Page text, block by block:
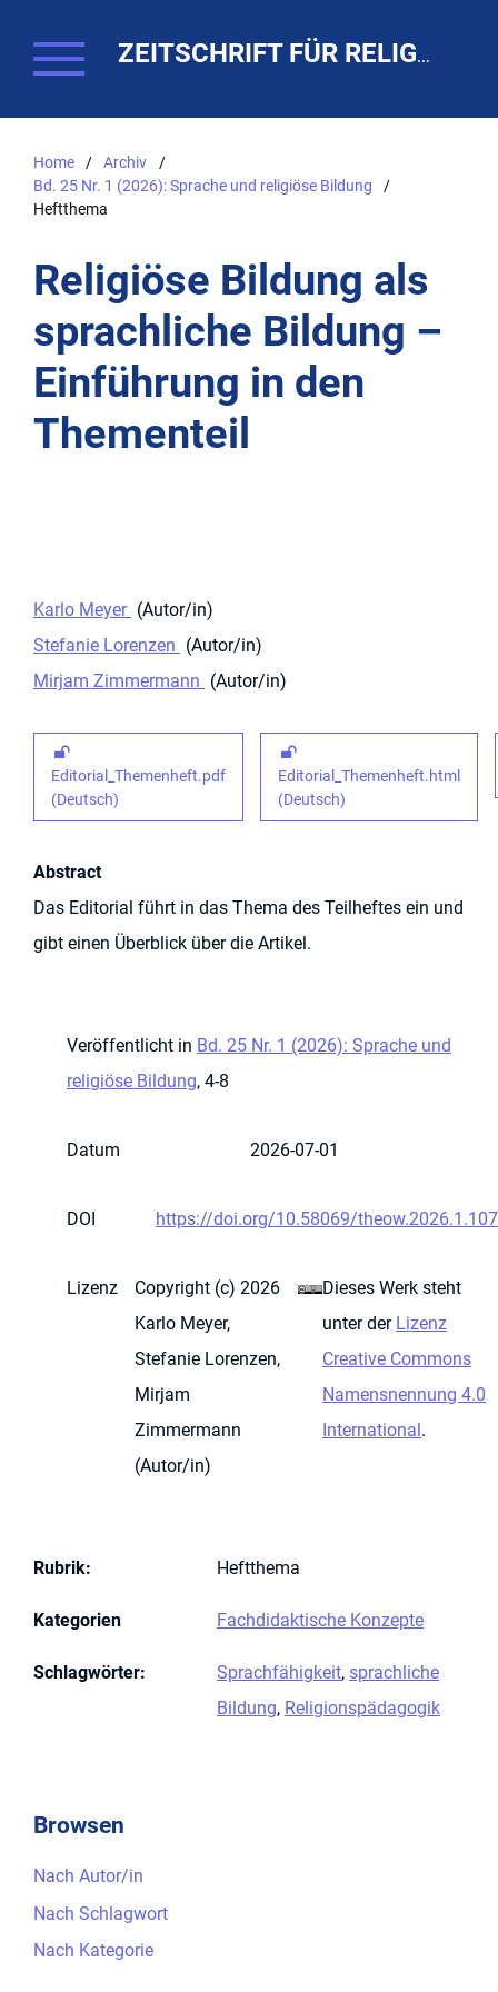
ZEITSCHRIFT FÜR RELIGIONSPÄDAGOGIK. THEO-WEB
Home / Archiv
/
Bd. 25 Nr. 1 (2026): Sprache und religiöse Bildung
/
Heftthema
Religiöse Bildung als
sprachliche Bildung –
Einführung in den
Thementeil
Karlo Meyer Autor/in
Stefanie Lorenzen Autor/in
Mirjam Zimmermann Autor/in
Editorial_Themenheft.pdf
(Deutsch)
Editorial_Themenheft.html
(Deutsch)
Abstract
Das Editorial führt in das Thema des Teilheftes ein und
gibt einen Überblick über die Artikel.
Veröffentlicht in Bd. 25 Nr. 1 (2026): Sprache und
religiöse Bildung, 4-8
Datum 2026-07-01
DOI https://doi.org/10.58069/theow.2026.1.107
Lizenz
Copyright (c) 2026
Karlo Meyer,
Stefanie Lorenzen,
Mirjam
Zimmermann
(Autor/in)
Dieses Werk steht
unter der Lizenz
Creative Commons
Namensnennung 4.0
International.
Rubrik: Heftthema
Kategorien Fachdidaktische Konzepte
Schlagwörter: Sprachfähigkeit, sprachliche
Bildung, Religionspädagogik
Browsen
Nach Autor/in
Nach Schlagwort
Nach Kategorie